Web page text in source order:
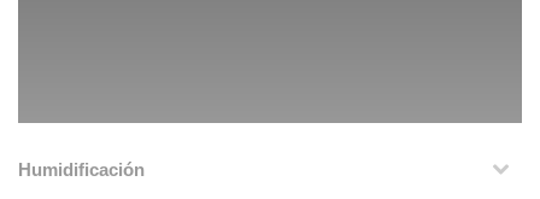
Humidificación